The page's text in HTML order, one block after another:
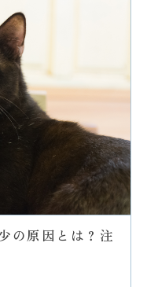
の原因とは？注